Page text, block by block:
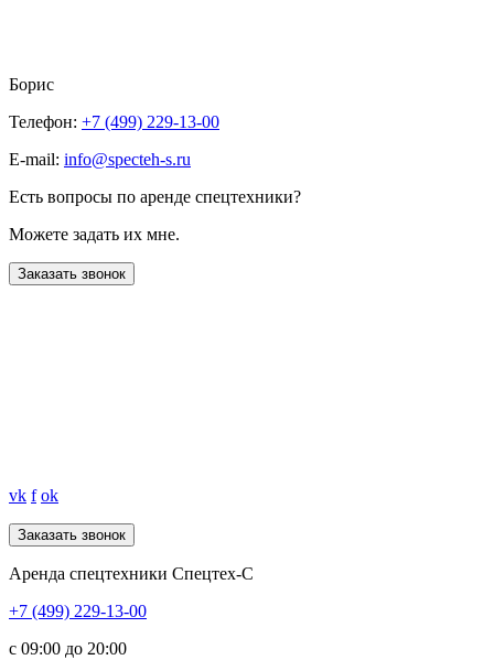
Борис
Телефон: +7 (499) 229-13-00
E-mail: info@specteh-s.ru
Есть вопросы по аренде спецтехники?
Можете задать их мне.
Заказать звонок
vk f ok
Аренда спецтехники Спецтех-С
+7 (499) 229-13-00
c 09:00 до 20:00